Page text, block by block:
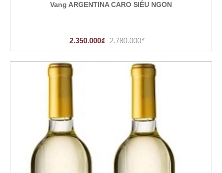
Vang ARGENTINA CARO SIÊU NGON
2.350.000₫ 2.780.000₫